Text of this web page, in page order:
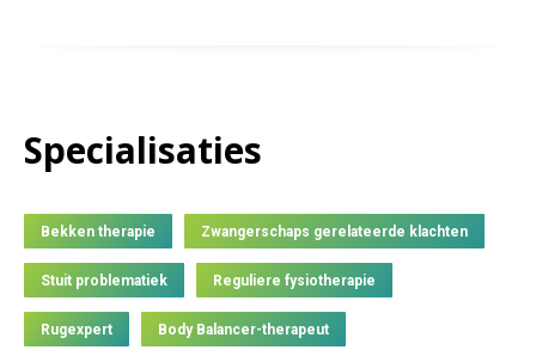
Specialisaties
Bekken therapie Zwangerschaps gerelateerde klachten
Stuit problematiek Reguliere fysiotherapie
Rugexpert Body Balancer-therapeut